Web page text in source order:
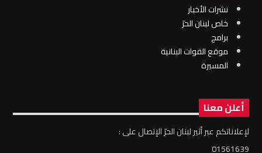
نشرات الأخبار
خاص لبنان الحرّ
برامج
موقع القوات البنانية
المسيرة
أعلن معنا
لإعلاناتكم عبر أثير لبنان الحرّ الإتصال على :
01561639